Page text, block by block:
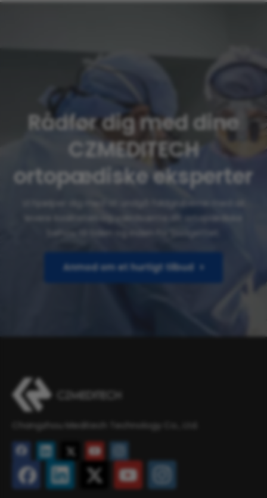
Rådfør dig med dine
CZMEDITECH
ortopædiske eksperter
levere kvaliteten og værdsætte dit ortopædiske
Anmod om et hurtigt tilbud
Changzhou Meditech Technology Co., Ltd.